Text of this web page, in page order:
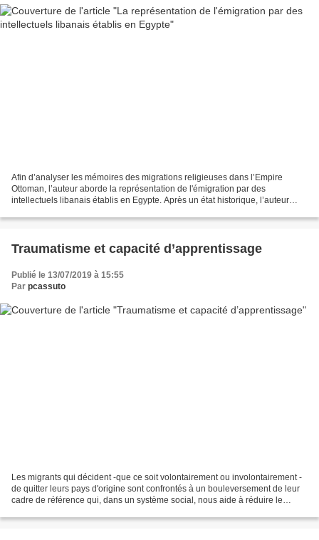
Afin d’analyser les mémoires des migrations religieuses dans l’Empire
Ottoman, l’auteur aborde la représentation de l'émigration par des
intellectuels libanais établis en Egypte. Après un état historique, l’auteur
Traumatisme et capacité d’apprentissage
Publié le 13/07/2019 à 15:55
Par pcassuto
Les migrants qui décident -que ce soit volontairement ou involontairement -
de quitter leurs pays d'origine sont confrontés à un bouleversement de leur
cadre de référence qui, dans un système social, nous aide à réduire le